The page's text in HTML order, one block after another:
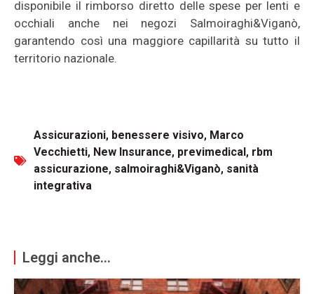
disponibile il rimborso diretto delle spese per lenti e
occhiali anche nei negozi Salmoiraghi&Viganò,
garantendo così una maggiore capillarità su tutto il
territorio nazionale.
Assicurazioni, benessere visivo, Marco
Vecchietti, New Insurance, previmedical, rbm
assicurazione, salmoiraghi&Viganò, sanità
integrativa
Leggi anche...